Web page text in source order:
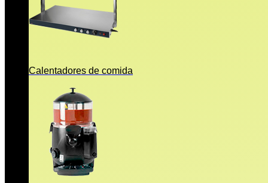
Calentadores de comida